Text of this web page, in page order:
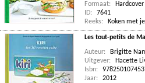
Formaat:
Hardcover
ID:
7641
Reeks:
Koken met
Les tout-petits de
Auteur:
Brigitte
Uitgever:
Hacette
Isbn:
Jaar:
2012